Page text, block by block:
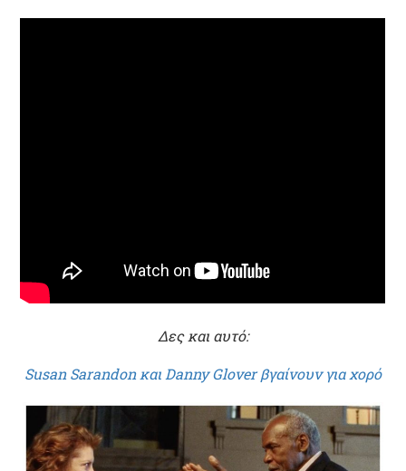
Δες και αυτό:
Susan Sarandon και Danny Glover βγαίνουν για χορό